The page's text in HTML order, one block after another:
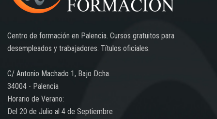
Centro de formación en Palencia. Cursos gratuitos para
desempleados y trabajadores. Títulos oficiales.
C/ Antonio Machado 1, Bajo Dcha.
34004 - Palencia
Horario de Verano:
Del 20 de Julio al 4 de Septiembre